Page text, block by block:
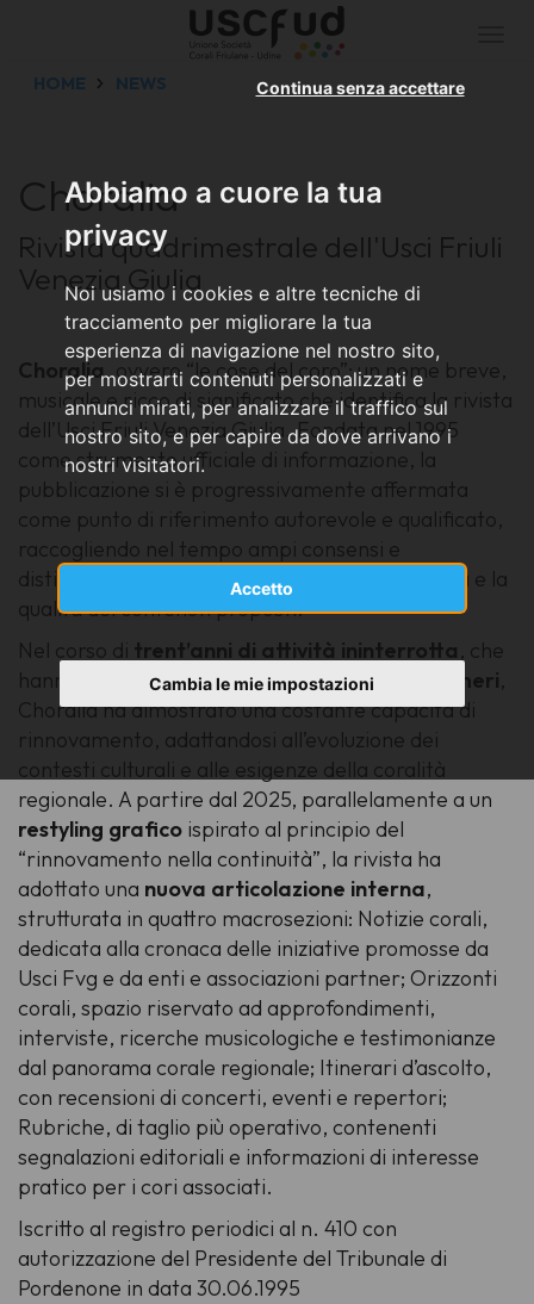
Abbiamo a cuore la tua
privacy
Noi usiamo i cookies e altre tecniche di
tracciamento per migliorare la tua
esperienza di navigazione nel nostro sito,
per mostrarti contenuti personalizzati e
annunci mirati, per analizzare il traffico sul
nostro sito, e per capire da dove arrivano i
nostri visitatori.
Accetto
Continua senza accettare
Cambia le mie impostazioni
HOME NEWS
Choralia
Rivista quadrimestrale dell'Usci Friuli
Venezia Giulia
Choralia, ovvero “le cose del coro”: un nome breve,
musicale e ricco di significato che identifica la rivista
dell’Usci Friuli Venezia Giulia. Fondata nel 1995
come strumento ufficiale di informazione, la
pubblicazione si è progressivamente affermata
come punto di riferimento autorevole e qualificato,
raccogliendo nel tempo ampi consensi e
distinguendosi, a livello nazionale, per la solidità e la
qualità dei contenuti proposti.
Nel corso di trent’anni di attività ininterrotta , che
hanno visto la pubblicazione dioltre cento numeri,
Choraliaha dimostrato una costante capacità di
rinnovamento, adattandosi all’evoluzione dei
contesti culturali e alle esigenze della coralità
regionale. A partire dal 2025, parallelamente a un
restyling grafico ispirato al principio del
“rinnovamento nella continuità”, la rivista ha
adottato una nuova articolazione interna,
strutturata in quattro macrosezioni: Notizie corali,
dedicata alla cronaca delle iniziative promosse da
Usci Fvg e da enti e associazioni partner; Orizzonti
corali, spazio riservato ad approfondimenti,
interviste, ricerche musicologiche e testimonianze
dal panorama corale regionale; Itinerari d’ascolto,
con recensioni di concerti, eventi e repertori;
Rubriche, di taglio più operativo, contenenti
segnalazioni editoriali e informazioni di interesse
pratico per i cori associati.
Iscritto al registro periodici al n. 410 con
autorizzazione del Presidente del Tribunale di
Pordenone in data 30.06.1995